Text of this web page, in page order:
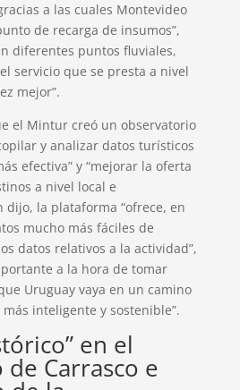
a las cuales Montevideo
de recarga de insumos”,
diferentes puntos fluviales,
servicio que se presta a nivel
mejor”.
el Mintur creó un observatorio
y analizar datos turísticos
efectiva” y “mejorar la oferta
a nivel local e
dijo, la plataforma “ofrece, en
mucho más fáciles de
datos relativos a la actividad”,
a la hora de tomar
Uruguay vaya en un camino
inteligente y sostenible”.
en el
Carrasco e